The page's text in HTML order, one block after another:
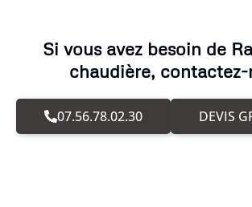
Si vous avez besoin de
chaudière, contactez-
07.56.78.02.30 DEVIS